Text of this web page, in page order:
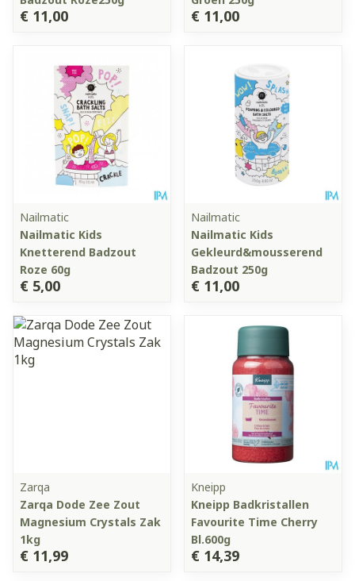
€ 11,00 € 11,00
Nailmatic
Nailmatic Kids
Knetterend Badzout
Roze 60g
€ 5,00
Nailmatic
Nailmatic Kids
Gekleurd&mousserend
Badzout 250g
€ 11,00
Zarqa
Zarqa Dode Zee Zout
Magnesium Crystals Zak
1kg
€ 11,99
Kneipp
Kneipp Badkristallen
Favourite Time Cherry
Bl.600g
€ 14,39